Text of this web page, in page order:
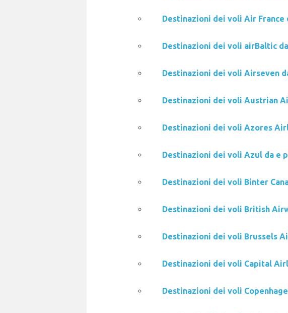
Destinazioni dei voli Air France
Destinazioni dei voli airBaltic
Destinazioni dei voli Airseven
Destinazioni dei voli Austrian
Destinazioni dei voli Azores
Destinazioni dei voli Azul da e
Destinazioni dei voli Binter
Destinazioni dei voli British
Destinazioni dei voli Brussels
Destinazioni dei voli Capital
Destinazioni dei voli